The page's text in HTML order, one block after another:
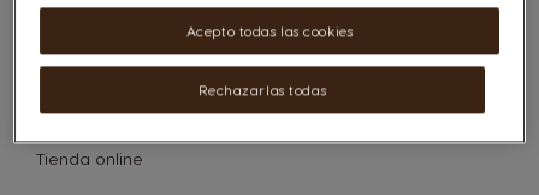
Vales
SUELDO
PREMIO
Tienda online
Rechazarlas todas
Acepto todas las cookies